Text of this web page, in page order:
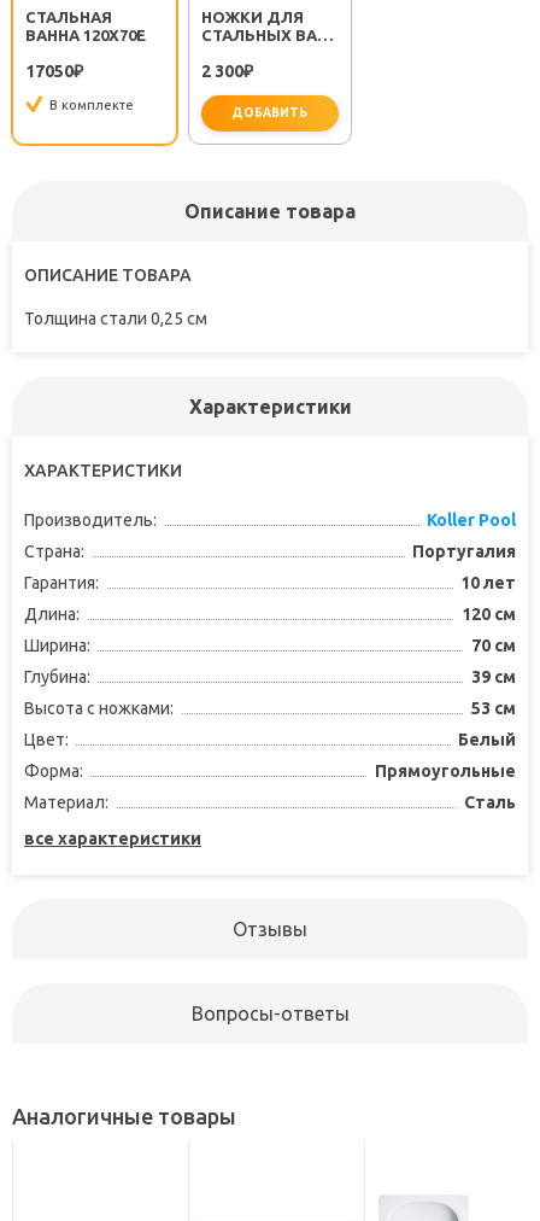
СТАЛЬНАЯ
ВАННА 120X70E
17050₽
В комплекте
НОЖКИ ДЛЯ
СТАЛЬНЫХ ВАНН
2 300₽
ДОБАВИТЬ
Описание товара
ОПИСАНИЕ ТОВАРА
Толщина стали 0,25 см
Характеристики
ХАРАКТЕРИСТИКИ
Производитель:
Koller Pool
Страна:
Португалия
Гарантия:
10 лет
Длина:
120 см
Ширина:
70 см
Глубина:
39 см
Высота с ножками:
53 см
Цвет:
Белый
Форма:
Прямоугольные
Материал:
Сталь
все характеристики
Отзывы
Вопросы-ответы
Аналогичные товары